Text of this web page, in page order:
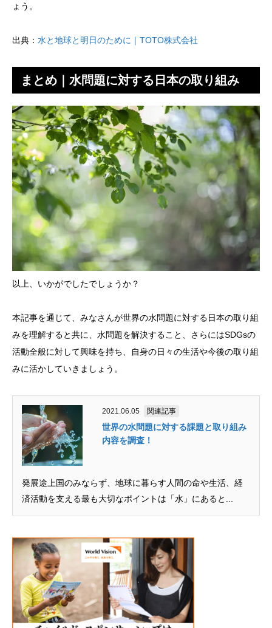
ょう。
出典： 水と地球と明日のために｜TOTO株式会社
まとめ｜水問題に対する日本の取り組み
以上、いかがでしたでしょうか？
本記事を通じて、みなさんが世界の水問題に対する日本の取り組
みを理解すると共に、水問題を解決すること、さらにはSDGsの
活動全般に対して興味を持ち、自身の日々の生活や今後の取り組
みに活かしていきましょう。
2021.06.05 関連記事
世界の水問題に対する課題と取り組み
内容を調査！
発展途上国のみならず、地球に暮らす人間の命や生活、経
済活動を支える最も大切なポイントは「水」にあると...